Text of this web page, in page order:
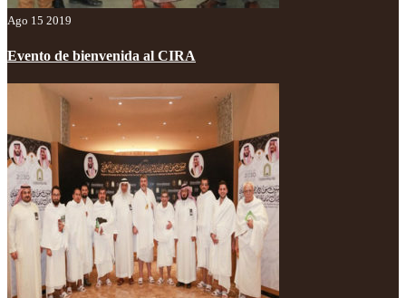
Ago 15 2019
Evento de bienvenida al CIRA